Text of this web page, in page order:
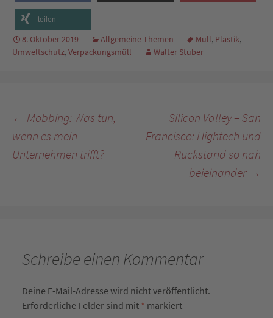
teilen
8. Oktober 2019 Allgemeine Themen Müll, Plastik,
Umweltschutz,Verpackungsmüll Walter Stuber
Beitragsnavigation
← Mobbing: Was tun,
wenn es mein
Unternehmen trifft?
Silicon Valley – San
Francisco: Hightech und
Rückstand so nah
beieinander →
Schreibe einen Kommentar
Deine E-Mail-Adresse wird nicht veröffentlicht.
Erforderliche Felder sind mit * markiert